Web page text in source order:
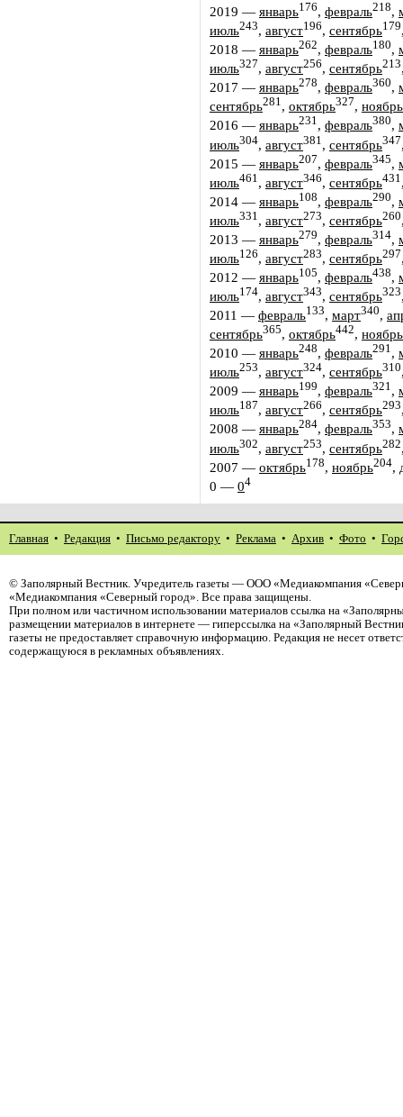
2019 — январь176, февраль218,
июль243, август196, сентябрь179
2018 — январь262, февраль180,
июль327, август256, сентябрь213
2017 — январь278, февраль360,
сентябрь281, октябрь327, ноябрь
2016 — январь231, февраль380,
июль304, август381 , сентябрь347
2015 — январь207, февраль345,
июль461 , август346, сентябрь431
2014 — январь108, февраль290,
июль331 , август273, сентябрь260
2013 — январь279, февраль314,
июль126, август283, сентябрь297
2012 — январь105, февраль438,
июль174, август343, сентябрь323
2011 — февраль133, март340,
сентябрь365, октябрь442, ноябрь
2010 — январь248, февраль291,
июль253, август324, сентябрь310
2009 — январь199, февраль321,
июль187, август266, сентябрь293
2008 — январь284, февраль353,
июль302, август253, сентябрь282
2007 — октябрь178, ноябрь204,
0 — 04
Главная • Редакция • Письмо редактору • Реклама • Архив • Фото •
© Заполярный Вестник. Учредитель газеты — ООО «Медиакомпания
«Медиакомпания «Северный город». Все права защищены.
При полном или частичном использовании материалов ссылка на
размещении материалов в интернете — гиперссылка на «Заполярный
газеты не предоставляет справочную информацию. Редакция не несет
содержащуюся в рекламных объявлениях.